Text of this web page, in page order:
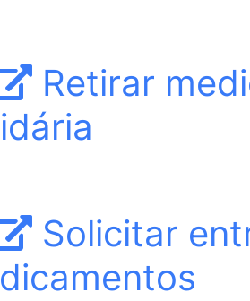
Retirar
Solicitar